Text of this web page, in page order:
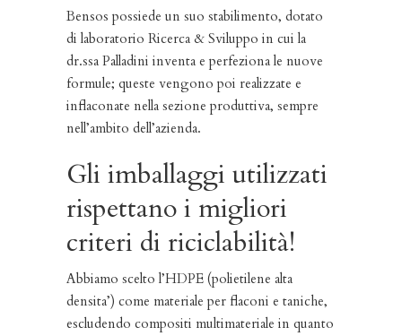
Bensos possiede un suo stabilimento, dotato
di laboratorio Ricerca & Sviluppo in cui la
dr.ssa Palladini inventa e perfeziona le nuove
formule; queste vengono poi realizzate e
inflaconate nella sezione produttiva, sempre
nell’ambito dell’azienda.
Gli imballaggi utilizzati
rispettano i migliori
criteri di riciclabilità!
Abbiamo scelto l’HDPE (polietilene alta
densita’) come materiale per flaconi e taniche,
escludendo compositi multimateriale in quanto